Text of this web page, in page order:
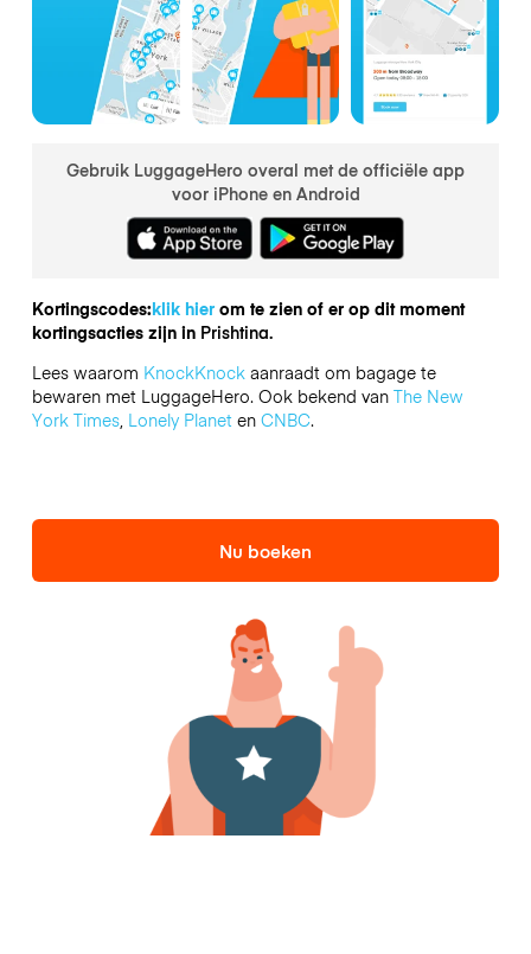
Gebruik LuggageHero overal met de officiële app
voor iPhone en Android
Kortingscodes:klik hierom te zien of er op dit moment
kortingsacties zijn in Prishtina.
Lees waarom KnockKnockaanraadt om bagage te
bewaren met LuggageHero. Ook bekend van The New
York Times, Lonely Planeten CNBC.
Nu boeken